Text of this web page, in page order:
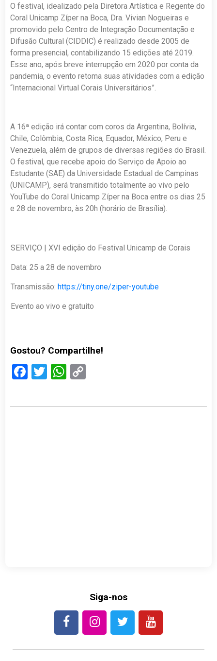
O festival, idealizado pela Diretora Artística e Regente do
Coral Unicamp Zíper na Boca, Dra. Vivian Nogueiras e
promovido pelo Centro de Integração Documentação e
Difusão Cultural (CIDDIC) é realizado desde 2005 de
forma presencial, contabilizando 15 edições até 2019.
Esse ano, após breve interrupção em 2020 por conta da
pandemia, o evento retoma suas atividades com a edição
“Internacional Virtual Corais Universitários”.
A 16ª edição irá contar com coros da Argentina, Bolívia,
Chile, Colômbia, Costa Rica, Equador, México, Peru e
Venezuela, além de grupos de diversas regiões do Brasil.
O festival, que recebe apoio do Serviço de Apoio ao
Estudante (SAE) da Universidade Estadual de Campinas
(UNICAMP), será transmitido totalmente ao vivo pelo
YouTube do Coral Unicamp Zíper na Boca entre os dias 25
e 28 de novembro, às 20h (horário de Brasília).
SERVIÇO | XVI edição do Festival Unicamp de Corais
Data: 25 a 28 de novembro
Transmissão:https://tiny.one/ziper-youtube
Evento ao vivo e gratuito
Gostou? Compartilhe!
Facebook
TwitterWhatsApp
Siga-nos